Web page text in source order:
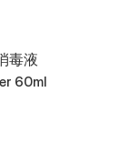
毒液
60ml